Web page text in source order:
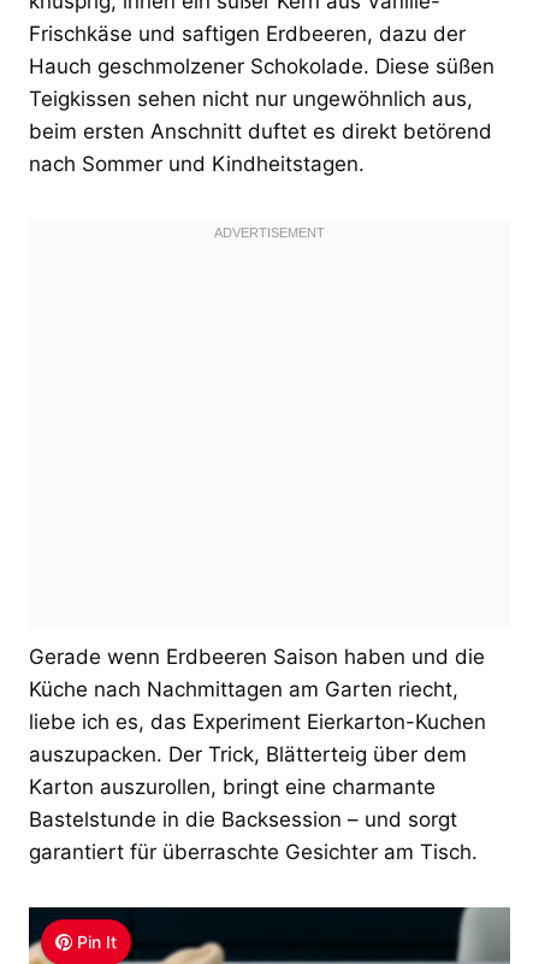
Frischkäse und saftigen Erdbeeren, dazu der
Hauch geschmolzener Schokolade. Diese süßen
Teigkissen sehen nicht nur ungewöhnlich aus,
beim ersten Anschnitt duftet es direkt betörend
nach Sommer und Kindheitstagen.
Gerade wenn Erdbeeren Saison haben und die
Küche nach Nachmittagen am Garten riecht,
liebe ich es, das Experiment Eierkarton-Kuchen
auszupacken. Der Trick, Blätterteig über dem
Karton auszurollen, bringt eine charmante
Bastelstunde in die Backsession – und sorgt
garantiert für überraschte Gesichter am Tisch.
Pin It